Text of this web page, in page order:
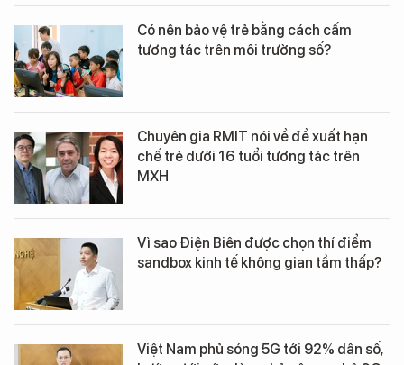
Có nên bảo vệ trẻ bằng cách cấm
tương tác trên môi trường số?
Chuyên gia RMIT nói về đề xuất hạn
chế trẻ dưới 16 tuổi tương tác trên
MXH
Vì sao Điện Biên được chọn thí điểm
sandbox kinh tế không gian tầm thấp?
Việt Nam phủ sóng 5G tới 92% dân số,